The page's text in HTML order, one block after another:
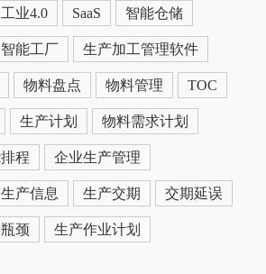
工业4.0 SaaS 智能仓储
智能工厂 生产加工管理软件
物料盘点 物料管理 TOC
生产计划 物料需求计划
程 企业生产管理
生产信息 生产交期 交期延误
颈 生产作业计划